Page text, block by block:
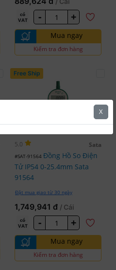
có
VAT
- +
Mua ngay
Kiểm tra đơn hàng
Free Ship
5.0 Sata
#SAT-91564 Đồng Hồ So Điện
Tử IP54 0-25.4mm Sata
91564
Đặt mua giao từ 30 ngày
1,749,941 đ / Cái
có
VAT
- +
Mua ngay
Kiểm tra đơn hàng
X